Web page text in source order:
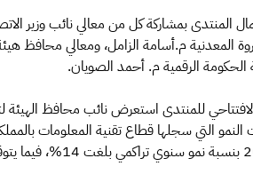
المنتدى بمشاركة كل من معالي نائب وزير
المعدنية م.أسامة الزامل، ومعالي محافظ
الرقمية م. أحمد الصويان.
للمنتدى استعرض نائب محافظ الهيئة